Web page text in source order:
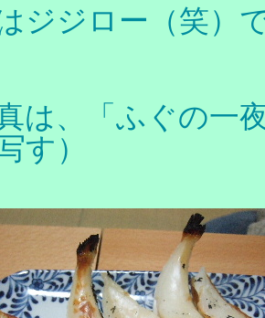
ジジロー（笑）
は、「ふぐの一
す）